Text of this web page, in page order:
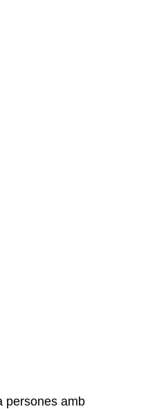
persones amb